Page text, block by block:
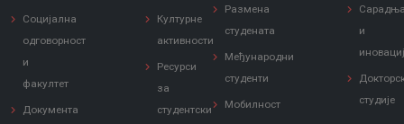
Социјална
одговорност
и
факултет
Документа
Културне
активности
Ресурси
за
студентски
Размена
студената
Међународни
студенти
Мобилност
и
студије